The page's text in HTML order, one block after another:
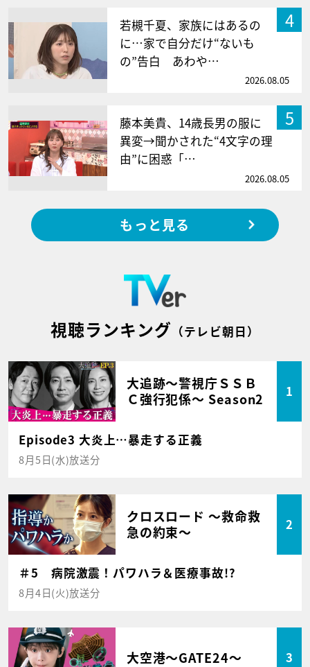
4
若槻千夏、家族にはあるの
に…家で自分だけ“ないも
の”告白 あわや…
2026.08.05
5
藤本美貴、14歳長男の服に
異変→聞かされた“4文字の理
由”に困惑「…
2026.08.05
もっと見る
視聴ランキング （テレビ朝日）
大追跡～警視庁ＳＳＢ
Ｃ強行犯係～ Season2
1
Episode3 大炎上…暴走する正義
8月5日(水)放送分
クロスロード ～救命救
急の約束～
2
＃5 病院激震！パワハラ＆医療事故!?
8月4日(火)放送分
大空港～GATE24～ 3